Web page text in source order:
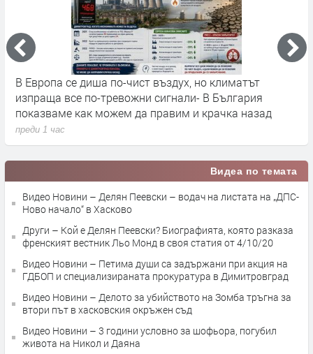
В Европа се диша по-чист въздух, но климатът
изпраща все по-тревожни сигнали- В България
показваме как можем да правим и крачка назад
преди 1 час
Видеа по темата
Видео Новини – Делян Пеевски – водач на листата на „ДПС-
Ново начало“ в Хасково
Други – Кой е Делян Пеевски? Биографията, която разказа
френският вестник Льо Монд в своя статия от 4/10/20
Видео Новини – Петима души са задържани при акция на
ГДБОП и специализираната прокуратура в Димитровград
Видео Новини – Делото за убийството на Зомба тръгна за
втори път в хасковския окръжен съд
Видео Новини – 3 години условно за шофьора, погубил
живота на Никол и Даяна